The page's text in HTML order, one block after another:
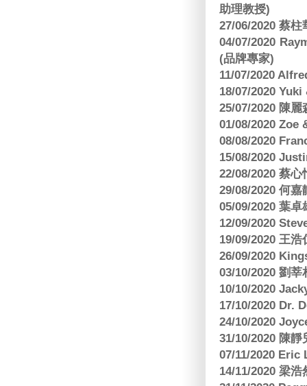
助理教授)
27/06/2020 蔡
04/07/2020
(品牌專家)
11/07/2020
18/07/2020
25/07/2020 陳
01/08/2020 Zoe
08/08/2020
15/08/2020
22/08/2020 蔡
29/08/2020 何
05/09/2020 葉
12/09/2020
19/09/2020 王
26/09/2020
03/10/2020 劉
10/10/2020
17/10/2020 Dr.
24/10/2020
31/10/2020 陳
07/11/2020 Eric
14/11/2020 梁